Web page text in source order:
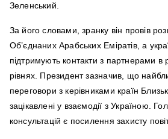
Зеленський.
За його словами, зранку він провів
Об’єднаних Арабських Еміратів, а
підтримують контакти з партнерами в
рівнях. Президент зазначив, що
переговори з керівниками країн
зацікавлені у взаємодії з Україною.
консультацій є посилення захисту